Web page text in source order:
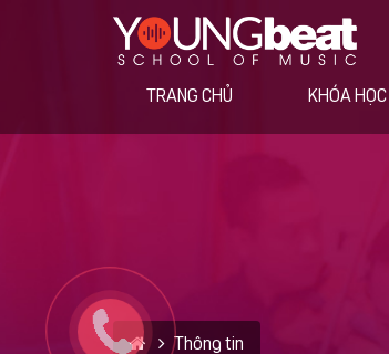
TRANG CHỦ KHÓA HỌC
Thông tin